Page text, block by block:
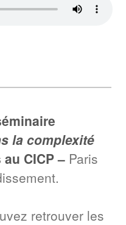
la complexité
CICP – Paris
retrouver les